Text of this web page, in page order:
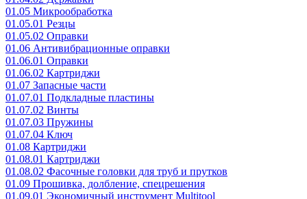
01.05 Микрообработка
01.05.01 Резцы
01.05.02 Оправки
01.06 Антивибрационные оправки
01.06.01 Оправки
01.06.02 Картриджи
01.07 Запасные части
01.07.01 Подкладные пластины
01.07.02 Винты
01.07.03 Пружины
01.07.04 Ключ
01.08 Картриджи
01.08.01 Картриджи
01.08.02 Фасочные головки для труб и прутков
01.09 Прошивка, долбление, спецрешения
01.09.01 Экономичный инструмент Multitool